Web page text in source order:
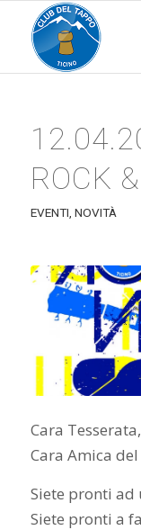
ROCK
EVENTI NOVITÀ
Cara
Cara Amica
Siete pronti ad
Siete pronti a